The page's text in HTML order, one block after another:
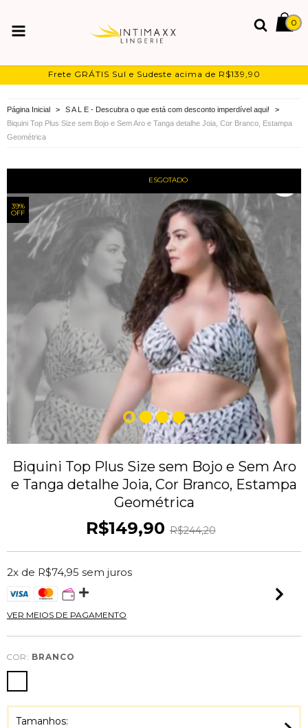
0
Frete GRÁTIS Sul e Sudeste acima de R$139,90
Página Inicial > S A L E - Descubra o que está com desconto imperdível aqui!
>
Biquini Top Plus Size sem Bojo e Sem Aro e Tanga detalhe Joia, Cor Branco, Estampa
Geométrica
ESGOTADO
39%
OFF
Biquini Top Plus Size sem Bojo e Sem Aro
e Tanga detalhe Joia, Cor Branco, Estampa
Geométrica
R$149,90R$244,20
2x de R$74,95 sem juros
VER MEIOS DE PAGAMENTO
COR: BRANCO
Tamanhos: